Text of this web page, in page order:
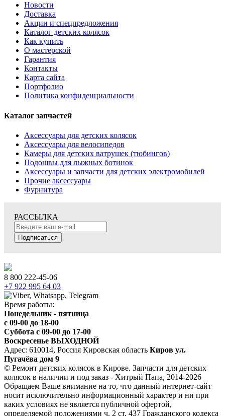
Новости
Доставка
Акции и спецпредложения
Каталог детских колясок
Как купить
О мастерской
Гарантия
Контакты
Карта сайта
Портфолио
Политика конфиденциальности
Каталог запчастей
Аксессуары для детских колясок
Аксессуары для велосипедов
Камеры для детских ватрушек (тюбингов)
Подошвы для лыжных ботинок
Аксессуары и запчасти для детских электромобилей
Прочие аксессуары
Фурнитура
РАССЫЛКА
Подписаться
8 800 222-45-06
+7 922 995 64 03
Время работы:
Понедельник - пятница
c 09-00 до 18-00
Суббота с 09-00 до 17-00
Воскресенье ВЫХОДНОЙ
Адрес: 610014, Россия Кировская область Киров ул.
Пугачёва дом 9
© Ремонт детских колясок в Кирове. Запчасти для детских
колясок в наличии и под заказ - Хитрый Папа, 2014-2026
Обращаем Ваше внимание на то, что данный интернет-сайт
носит исключительно информационный характер и ни при
каких условиях не является публичной офертой,
определяемой положениями ч. 2 ст. 437 Гражданского кодекса